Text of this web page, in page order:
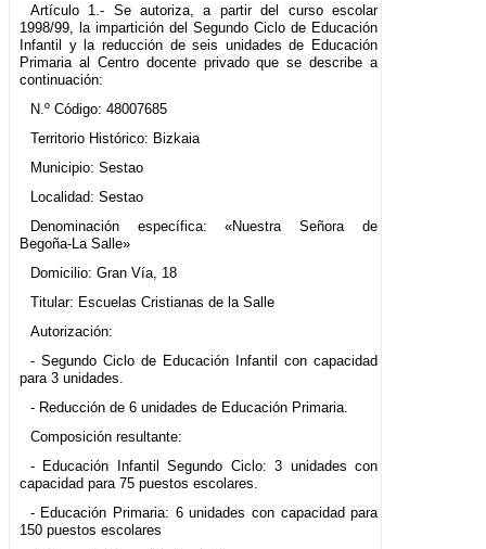
Artículo 1.- Se autoriza, a partir del curso escolar
1998/99, la impartición del Segundo Ciclo de Educación
Infantil y la reducción de seis unidades de Educación
Primaria al Centro docente privado que se describe a
continuación:
N.º Código: 48007685
Territorio Histórico: Bizkaia
Municipio: Sestao
Localidad: Sestao
Denominación específica: «Nuestra Señora de
Begoña-La Salle»
Domicilio: Gran Vía, 18
Titular: Escuelas Cristianas de la Salle
Autorización:
- Segundo Ciclo de Educación Infantil con capacidad
para 3 unidades.
- Reducción de 6 unidades de Educación Primaria.
Composición resultante:
- Educación Infantil Segundo Ciclo: 3 unidades con
capacidad para 75 puestos escolares.
- Educación Primaria: 6 unidades con capacidad para
150 puestos escolares